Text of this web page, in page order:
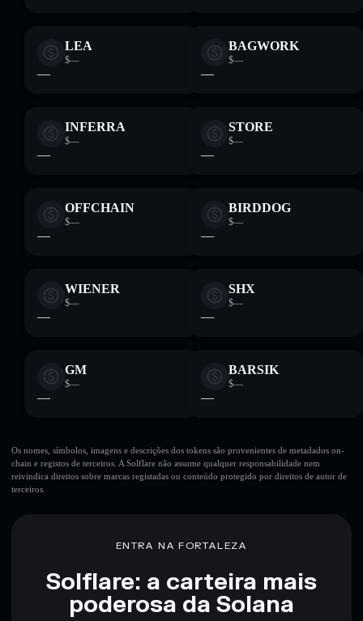
LEA
$—
—
BAGWORK
$—
—
INFERRA
$—
—
STORE
$—
—
OFFCHAIN
$—
—
BIRDDOG
$—
—
WIENER
$—
—
SHX
$—
—
GM
$—
—
BARSIK
$—
—
Os nomes, símbolos, imagens e descrições dos tokens são provenientes de metadados on-
chain e registos de terceiros. A Solflare não assume qualquer responsabilidade nem
reivindica direitos sobre marcas registadas ou conteúdo protegido por direitos de autor de
terceiros.
ENTRA NA FORTALEZA
Solflare: a carteira mais
poderosa da Solana